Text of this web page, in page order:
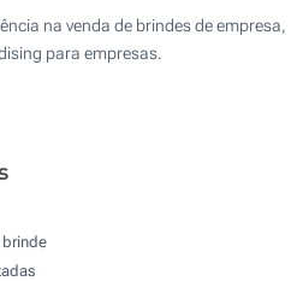
na venda de brindes de empresa,
para empresas.